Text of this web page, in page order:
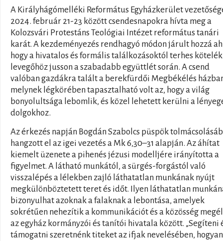
A Királyhágómelléki Református Egyházkerület
2024. február 21-23 között csendesnapokra hívta meg a
Kolozsvári Protestáns Teológiai Intézet református tanári
karát. A kezdeményezés rendhagyó módon járult hozzá
hogy a hivatalos és formális találkozásoktól terhes
levegőhöz jusson a szabadabb együttlét során. A csend
valóban gazdákra talált a berekfürdői Megbékélés
melynek légkörében tapasztalható volt az, hogy a világ
bonyolultsága lebomlik, és közel lehetett kerülni a
dolgokhoz.
Az érkezés napján Bogdán Szabolcs püspök
hangzott el az igei vezetés a Mk 6,30–31 alapján. Az áhítat
kiemelt üzenete a pihenés jézusi modelljére irányította a
figyelmet. A látható munkától, a sürgés-forgástól való
visszalépés a lélekben zajló láthatatlan munkának nyújt
megkülönböztetett teret és időt. Ilyen láthatatlan
bizonyulhat azoknak a falaknak a lebontása, amelyek
sokrétűen nehezítik a kommunikációt és a közösség
az egyház kormányzói és tanítói hivatala között. „Segíteni
támogatni szeretnénk titeket az ifjak nevelésében, hogyan